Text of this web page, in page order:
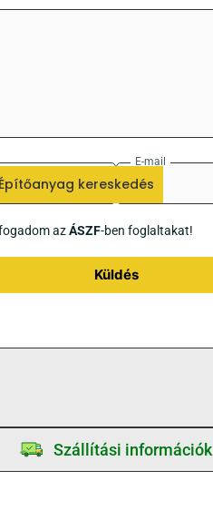
E-mail
azÁSZF-ben foglaltakat!
Küldés
Szállítási információk
kereskedés